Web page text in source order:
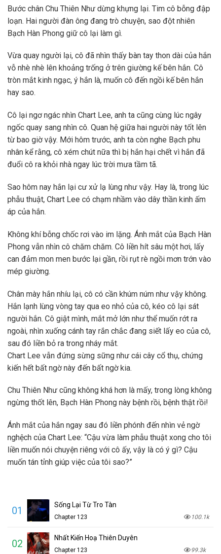
Bước chân Chu Thiên Như dừng khựng lại. Tim cô bỗng đập
loạn. Hai người đàn ông đang trò chuyện, sao đột nhiên
Bạch Hàn Phong giữ cô lại làm gì.
Vừa quay người lại, cô đã nhìn thấy bàn tay thon dài của hắn
vỗ nhè nhè lên khoảng trống ở trên giường kế bên hắn. Cô
tròn mắt kinh ngạc, ý hắn là, muốn cô đến ngồi kế bên hắn
hay sao.
Cô lại ngơ ngác nhìn Chart Lee, anh ta cũng cùng lúc ngây
ngốc quay sang nhìn cô. Quan hệ giữa hai người này tốt lên
từ bao giờ vậy. Mới hôm trước, anh ta còn nghe Bạch phu
nhân kể rằng, cô xém chút nữa thì bị hắn hại chết vì hắn đã
đuổi cô ra khỏi nhà ngay lúc trời mưa tầm tã.
Sao hôm nay hắn lại cư xử lạ lùng như vậy. Hay là, trong lúc
phẫu thuật, Chart Lee có chạm nhầm vào dây thần kinh ấm
áp của hắn.
Không khí bỗng chốc rơi vào im lặng. Ánh mắt của Bạch Hàn
Phong vẫn nhìn cô chăm chăm. Cô liền hít sâu một hơi, lấy
can đảm mon men bước lại gần, rồi rụt rè ngồi mơn trớn vào
mép giường.
Chân mày hắn nhíu lại, cô có cần khúm núm như vậy không.
Hắn lạnh lùng vòng tay qua eo nhỏ của cô, kéo cô lại sát
người hắn. Cô giật mình, mắt mở lớn như thể muốn rớt ra
ngoài, nhìn xuống cánh tay rắn chắc đang siết lấy eo của cô,
sau đó liền bỏ ra trong nháy mắt.
Chart Lee vẫn đứng sừng sững như cái cây cổ thụ, chứng
kiến hết bất ngờ này đến bất ngờ kia.
Chu Thiên Như cũng không khá hơn là mấy, trong lòng không
ngừng thốt lên, Bạch Hàn Phong này bệnh rồi, bệnh thật rồi!
Ánh mắt của hắn ngay sau đó liền phónh đến nhìn vẻ ngờ
nghệch của Chart Lee: “Cậu vừa làm phẫu thuật xong cho tôi
liền muốn nói chuyện riêng với cô ấy, vậy là có ý gì? Cậu
muốn tán tỉnh giúp việc của tôi sao?”
01 Sống Lại Từ Tro Tàn
Chapter 123 100.1k
02 Nhất Kiến Hoạ Thiên Duyên
Chapter 123 99.3k